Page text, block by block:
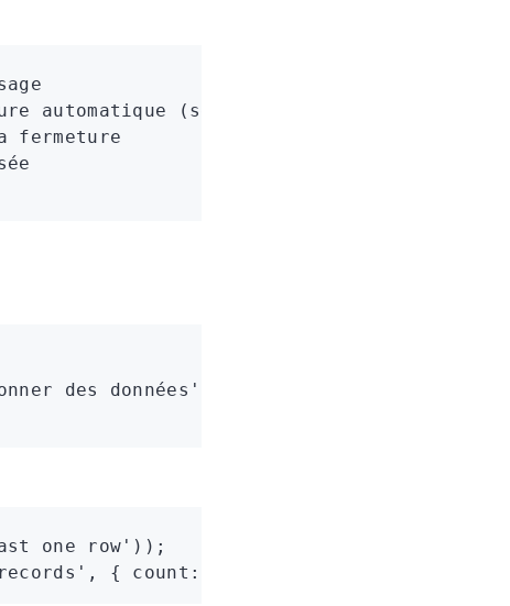
automatique (secondes)
fermeture
des données'
one row' ));
, { count :